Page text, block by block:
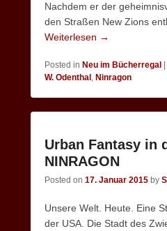
Nachdem er der
den Straßen New Zions
Weiterlesen →
Posted in Neu im Bücherregal
W. Odenthal , Ninragon
Urban Fantasy in
NINRAGON
Posted on 17. Januar 2015 by
Unsere Welt. Heute. Eine
der USA. Die Stadt des